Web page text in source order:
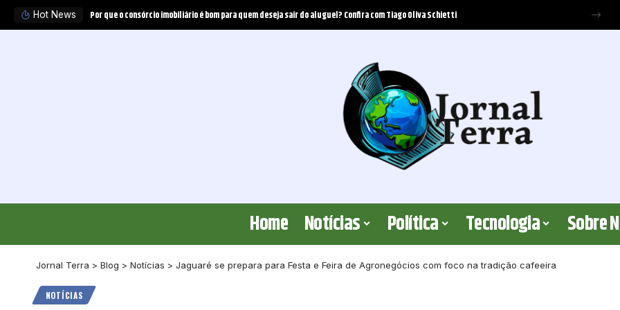
Hot News
Home Notícias Política Tecnologia Sobre
Jornal Terra > Blog > Notícias > Jaguaré se prepara para Festa e Feira de Agronegócios com foco na tradição cafeeira
NOTÍCIAS